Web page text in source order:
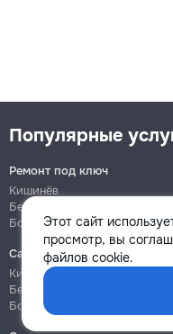
Этот сайт
просмотр, вы
файлов cookie.
Популярные
Ремонт под ключ
Кишинёв
Бельцы
Ботаника
Сантехнические работы
Кишинёв
Бельцы
Ботаника